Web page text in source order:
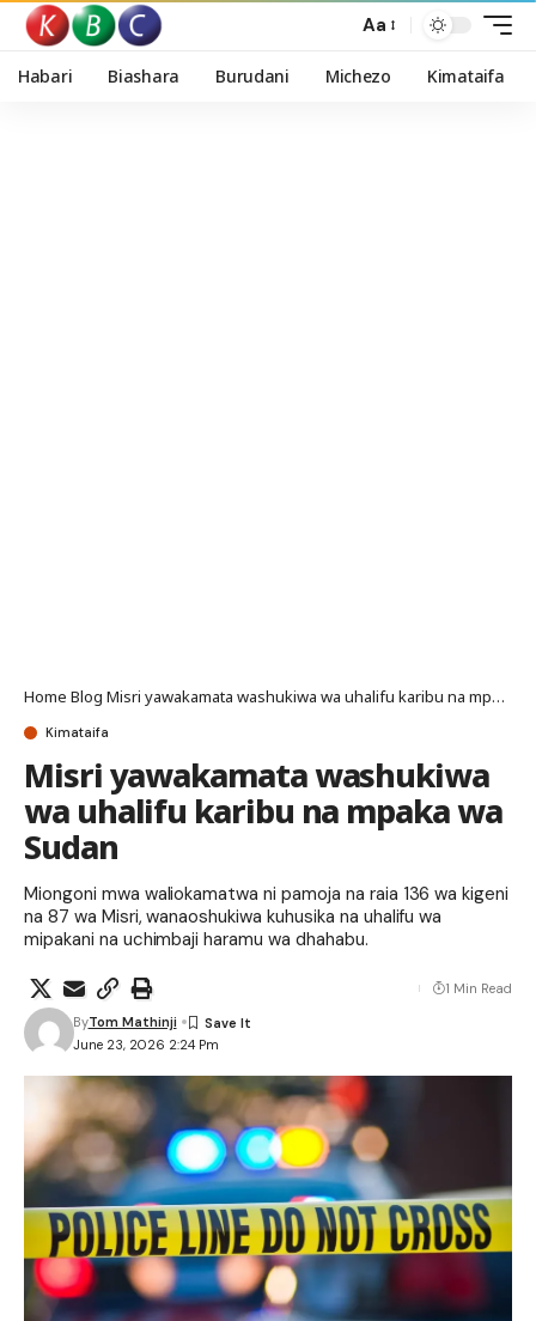
Aa
Habari Biashara Burudani Michezo Kimataifa
Home Blog Misri yawakamata washukiwa wa uhalifu karibu na mpaka wa Sudan
Kimataifa
Misri yawakamata washukiwa
wa uhalifu karibu na mpaka wa
Sudan
Miongoni mwa waliokamatwa ni pamoja na raia 136 wa kigeni
na 87 wa Misri, wanaoshukiwa kuhusika na uhalifu wa
mipakani na uchimbaji haramu wa dhahabu.
June 23, 2026 2:24 Pm
ByTom Mathinji
1 Min Read